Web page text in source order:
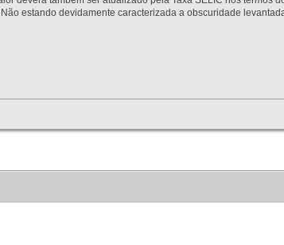
estando devidamente caracterizada a obscuridade